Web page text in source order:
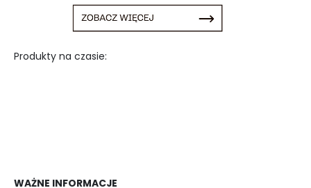
Produkty na czasie:
WAŻNE INFORMACJE